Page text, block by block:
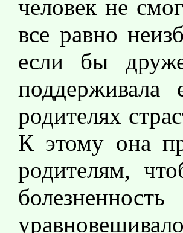
человек не
все равно
если бы
родителях
К этому она
родителям,